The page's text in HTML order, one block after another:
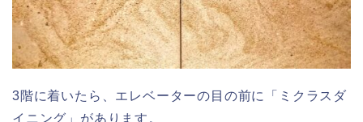
3階に着いたら、エレベーターの目の前に「ミクラスダ
イニング」があります。